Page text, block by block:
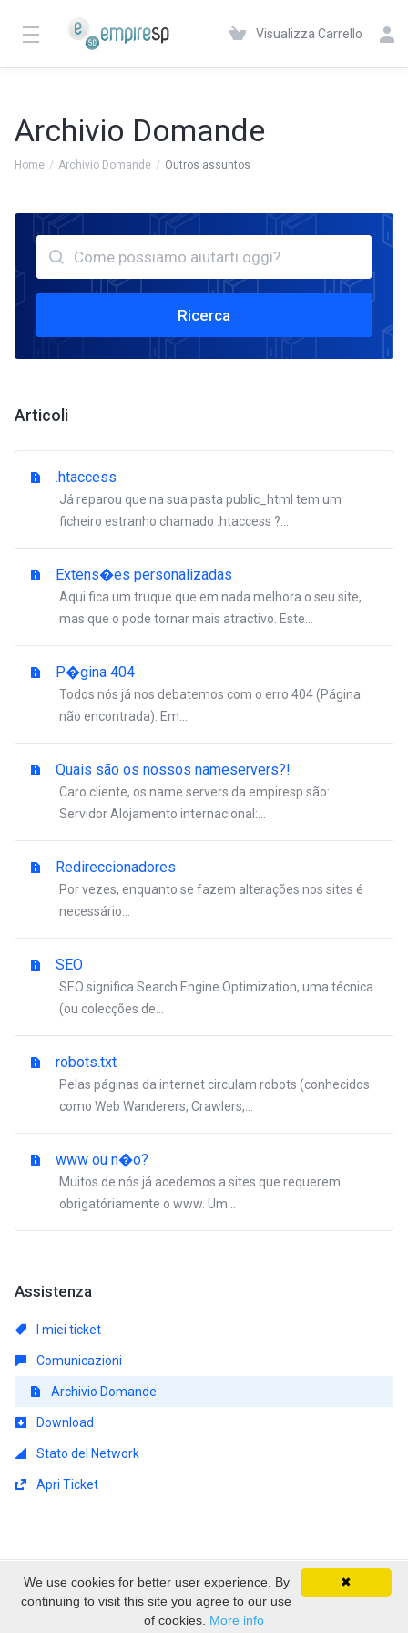
Visualizza Carrello
Archivio Domande
Home Archivio Domande Outros assuntos
Ricerca
Articoli
.htaccess
Já reparou que na sua pasta public_html tem um
ficheiro estranho chamado .htaccess ?...
Extens�es personalizadas
Aqui fica um truque que em nada melhora o seu site,
mas que o pode tornar mais atractivo. Este...
P�gina 404
Todos nós já nos debatemos com o erro 404 (Página
não encontrada). Em...
Quais são os nossos nameservers?!
Caro cliente, os name servers da empiresp são:
Servidor Alojamento internacional:...
Redireccionadores
Por vezes, enquanto se fazem alterações nos sites é
necessário...
SEO
SEO significa Search Engine Optimization, uma técnica
(ou colecções de...
robots.txt
Pelas páginas da internet circulam robots (conhecidos
como Web Wanderers, Crawlers,...
www ou n�o?
Muitos de nós já acedemos a sites que requerem
obrigatóriamente o www. Um...
Assistenza
I miei ticket
Comunicazioni
Archivio Domande
Download
Stato del Network
Apri Ticket
Diritto d'autore © 2026 EmpireSP - Serviços de
Alojamento. Tutti i diritti riservati.
✖
We use cookies for better user experience. By
continuing to visit this site you agree to our use
of cookies. More info